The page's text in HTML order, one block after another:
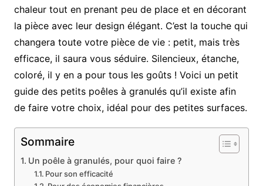
chaleur tout en prenant peu de place et en décorant
la pièce avec leur design élégant. C’est la touche qui
changera toute votre pièce de vie : petit, mais très
efficace, il saura vous séduire. Silencieux, étanche,
coloré, il y en a pour tous les goûts ! Voici un petit
guide des petits poêles à granulés qu’il existe afin
de faire votre choix, idéal pour des petites surfaces.
Sommaire
Un poêle à granulés, pour quoi faire ?
Pour son efficacité